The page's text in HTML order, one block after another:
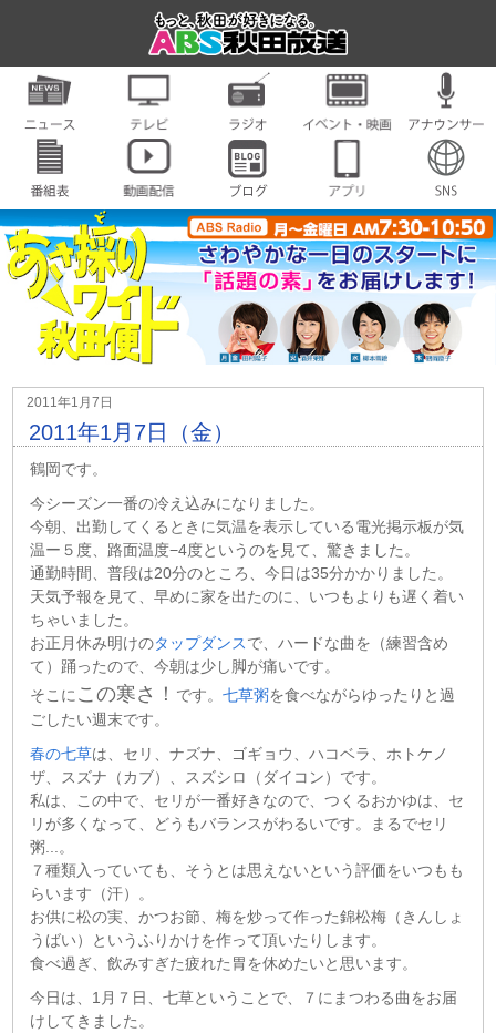
2011年1月7日
2011年1月7日（金）
鶴岡です。
今シーズン一番の冷え込みになりました。
今朝、出勤してくるときに気温を表示している電光掲示板が気
温ー５度、路面温度−4度というのを見て、驚きました。
通勤時間、普段は20分のところ、今日は35分かかりました。
天気予報を見て、早めに家を出たのに、いつもよりも遅く着い
ちゃいました。
お正月休み明けのタップダンスで、ハードな曲を（練習含め
て）踊ったので、今朝は少し脚が痛いです。
そこに この寒さ！ です。七草粥を食べながらゆったりと過
ごしたい週末です。
春の七草は、セリ、ナズナ、ゴギョウ、ハコベラ、ホトケノ
ザ、スズナ（カブ）、スズシロ（ダイコン）です。
私は、この中で、セリが一番好きなので、つくるおかゆは、セ
リが多くなって、どうもバランスがわるいです。まるでセリ
粥...。
７種類入っていても、そうとは思えないという評価をいつもも
らいます（汗）。
お供に松の実、かつお節、梅を炒って作った錦松梅（きんしょ
うばい）というふりかけを作って頂いたりします。
食べ過ぎ、飲みすぎた疲れた胃を休めたいと思います。
今日は、1月７日、七草ということで、７にまつわる曲をお届
けしてきました。